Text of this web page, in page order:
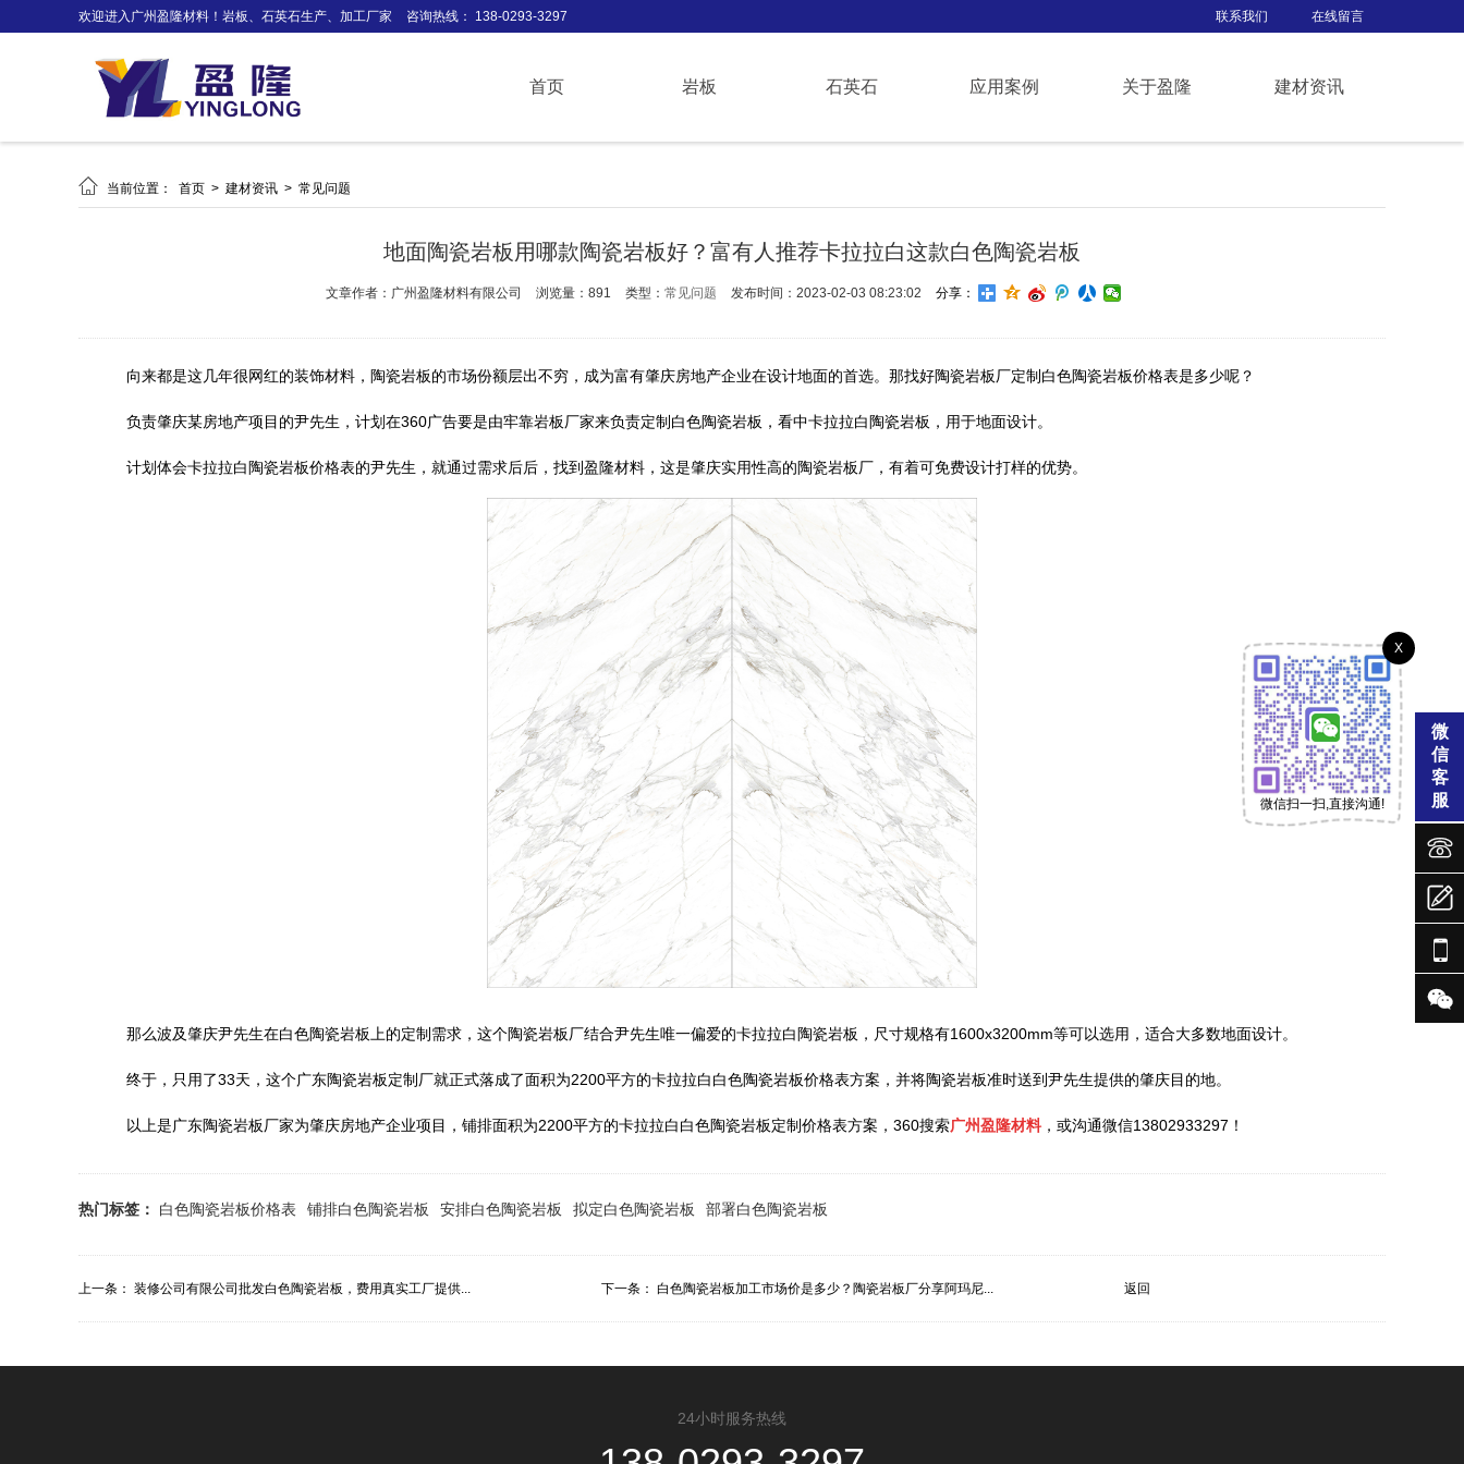
欢迎进入广州盈隆材料！岩板、石英石生产、加工厂家 咨询热线： 138-0293-3297 联系我们 在线留言
首页 岩板 石英石 应用案例 关于盈隆 建材资讯
 当前位置： 首页 > 建材资讯 > 常见问题
地面陶瓷岩板用哪款陶瓷岩板好？富有人推荐卡拉拉白这款白色陶瓷岩板
文章作者：广州盈隆材料有限公司 浏览量：891 类型： 常见问题 发布时间：2023-02-03 08:23:02 分享：
向来都是这几年很网红的装饰材料，陶瓷岩板的市场份额层出不穷，成为富有肇庆房地产企业在设计地面的首选。那找好陶瓷岩板厂定制白色陶瓷岩板价格表是多少呢？
负责肇庆某房地产项目的尹先生，计划在360广告要是由牢靠岩板厂家来负责定制白色陶瓷岩板，看中卡拉拉白陶瓷岩板，用于地面设计。
计划体会卡拉拉白陶瓷岩板价格表的尹先生，就通过需求后后，找到盈隆材料，这是肇庆实用性高的陶瓷岩板厂，有着可免费设计打样的优势。
那么波及肇庆尹先生在白色陶瓷岩板上的定制需求，这个陶瓷岩板厂结合尹先生唯一偏爱的卡拉拉白陶瓷岩板，尺寸规格有1600x3200mm等可以选用，适合大多数地面设计。
终于，只用了33天，这个广东陶瓷岩板定制厂就正式落成了面积为2200平方的卡拉拉白白色陶瓷岩板价格表方案，并将陶瓷岩板准时送到尹先生提供的肇庆目的地。
以上是广东陶瓷岩板厂家为肇庆房地产企业项目，铺排面积为2200平方的卡拉拉白白色陶瓷岩板定制价格表方案，360搜索广州盈隆材料 ，或沟通微信13802933297！
热门标签： 白色陶瓷岩板价格表 铺排白色陶瓷岩板 安排白色陶瓷岩板 拟定白色陶瓷岩板 部署白色陶瓷岩板
上一条： 装修公司有限公司批发白色陶瓷岩板，费用真实工厂提供... 下一条： 白色陶瓷岩板加工市场价是多少？陶瓷岩板厂分享阿玛尼... 返回
24小时服务热线
微
信
客
服
X
微信扫一扫,直接沟通!




